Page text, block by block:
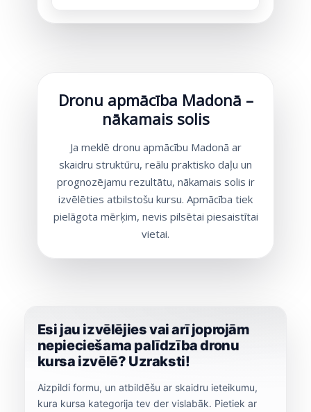
Dronu apmācība Madonā –
nākamais solis
Ja meklē dronu apmācību Madonā ar
skaidru struktūru, reālu praktisko daļu un
prognozējamu rezultātu, nākamais solis ir
izvēlēties atbilstošu kursu. Apmācība tiek
pielāgota mērķim, nevis pilsētai piesaistītai
vietai.
Esi jau izvēlējies vai arī joprojām
nepieciešama palīdzība dronu
kursa izvēlē? Uzraksti!
Aizpildi formu, un atbildēšu ar skaidru ieteikumu,
kura kursa kategorija tev der vislabāk. Pietiek ar